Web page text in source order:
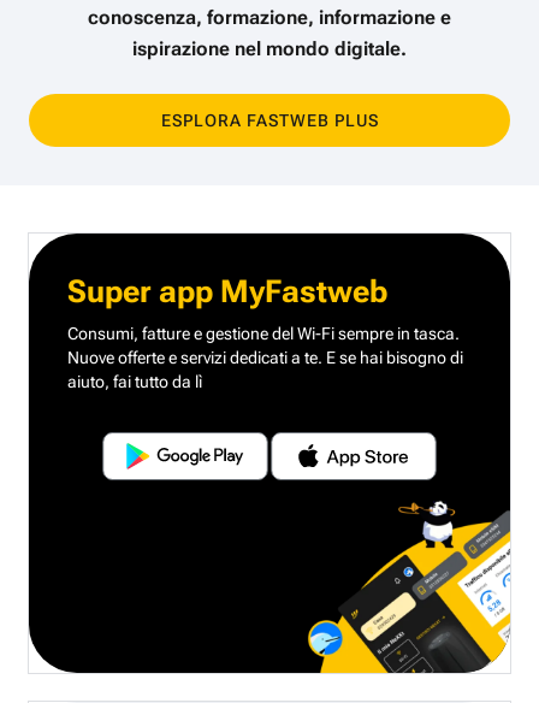
conoscenza, formazione, informazione e
ispirazione nel mondo digitale.
ESPLORA FASTWEB PLUS
Super app MyFastweb
Consumi, fatture e gestione del Wi-Fi sempre in tasca.
Nuove offerte e servizi dedicati a te. E se hai bisogno di
aiuto, fai tutto da lì